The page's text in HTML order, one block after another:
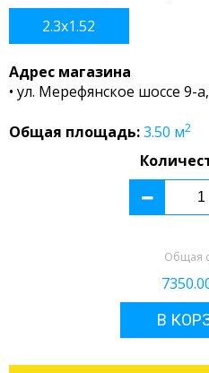
2.3x1.52
Адрес магазина
• ул. Мерефянское шоссе 9-
Общая площадь:3.50 м2
Общая
В